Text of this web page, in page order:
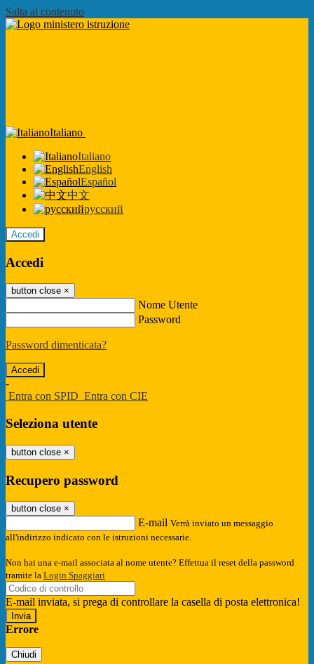
Salta al contenuto
Italiano
Italiano
English
Español
中文
русский
Accedi
Accedi
button close ×
Nome Utente
Password
Password dimenticata?
-
Entra con SPID Entra con CIE
Seleziona utente
button close ×
Recupero password
button close ×
E-mail Verrà inviato un messaggio
all'indirizzo indicato con le istruzioni necessarie.
Non hai una e-mail associata al nome utente? Effettua il reset della password
tramite la Login Spaggiari
E-mail inviata, si prega di controllare la casella di posta elettronica!
Errore
Chiudi